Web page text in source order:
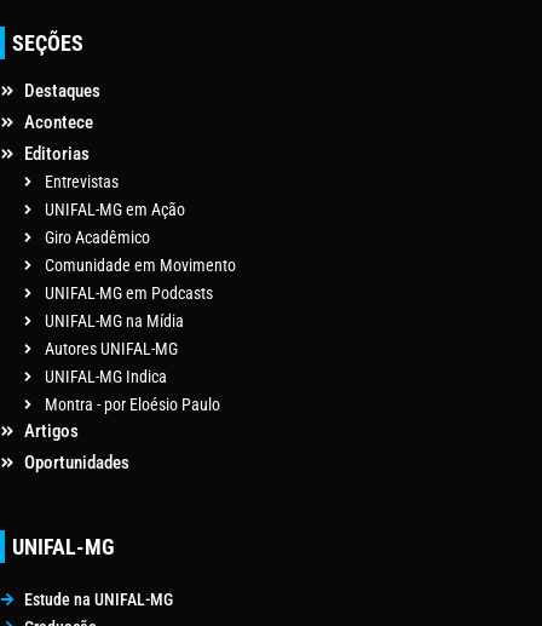
SEÇÕES
Destaques
Acontece
Editorias
Entrevistas
UNIFAL-MG em Ação
Giro Acadêmico
Comunidade em Movimento
UNIFAL-MG em Podcasts
UNIFAL-MG na Mídia
Autores UNIFAL-MG
UNIFAL-MG Indica
Montra - por Eloésio Paulo
Artigos
Oportunidades
UNIFAL-MG
Estude na UNIFAL-MG